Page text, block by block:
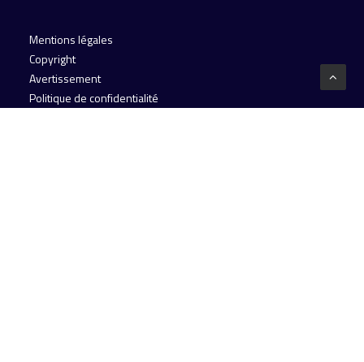
Mentions légales
Copyright
Avertissement
Politique de confidentialité